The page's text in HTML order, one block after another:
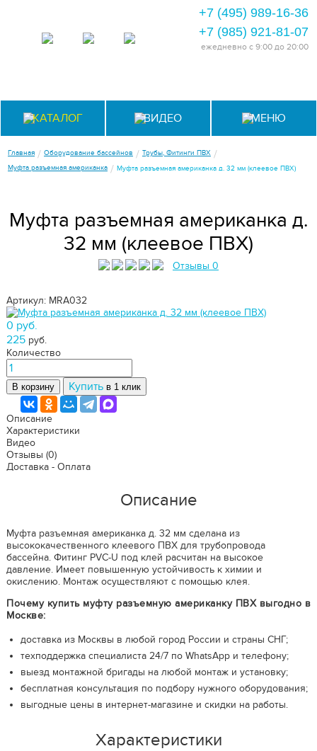
+7 (495) 989-16-36
+7 (985) 921-81-07
ежедневно с 9:00 до 20:00
КАТАЛОГ ВИДЕО МЕНЮ
Главная / Оборудование бассейнов / Трубы, Фитинги ПВХ /
Муфта разъемная американка / Муфта разъемная американка д. 32 мм (клеевое ПВХ)
Муфта разъемная американка д.
32 мм (клеевое ПВХ)
Отзывы 0
Артикул: MRA032
0 руб.
225 руб.
Количество
В корзину Купить в 1 клик
Описание
Характеристики
Видео
Отзывы (0)
Доставка - Оплата
Описание
Муфта разъемная американка д. 32 мм сделана из
высококачественного клеевого ПВХ для трубопровода
бассейна. Фитинг PVC-U под клей расчитан на высокое
давление. Имеет повышенную устойчивость к химии и
окислению. Монтаж осуществляют с помощью клея.
Почему купить муфту разъемную американку ПВХ выгодно в
Москве:
доставка из Москвы в любой город России и страны СНГ;
техподдержка специалиста 24/7 по WhatsApp и телефону;
выезд монтажной бригады на любой монтаж и установку;
бесплатная консультация по подбору нужного оборудования;
выгодные цены в интернет-магазине и скидки на работы.
Характеристики